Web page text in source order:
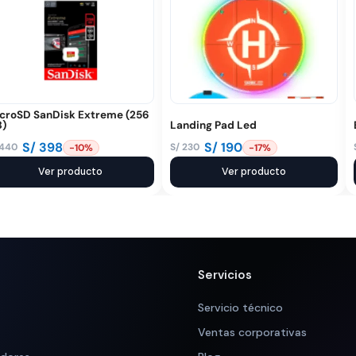
SanDisk Extreme (256
S/ 398 -10%
Ver producto
Landing Pad Led
S/230
El
original
S/190
El
actual
-17%
Ver producto
Servicios
Servicio técnico
Ventas corporativas